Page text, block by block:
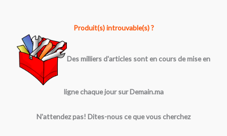
Produit(s) introuvable(s) ?
Des milliers d'articles sont en cours de mise en
ligne chaque jour sur Demain.ma
N'attendez pas! Dites-nous ce que vous cherchez